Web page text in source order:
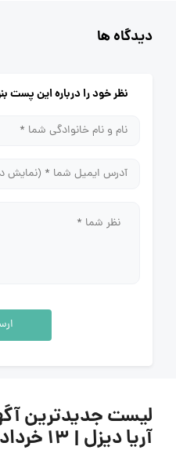
دیدگاه ها
نظر خود را درباره این پست
لیست جدیدترین
آریا دیزل | ۱۳ خرداد ۱۴۰۵